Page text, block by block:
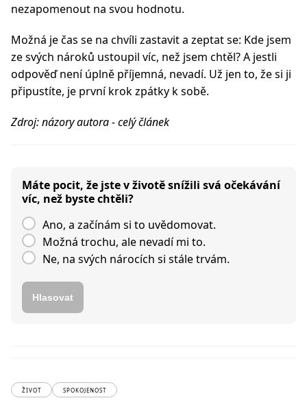
nezapomenout na svou hodnotu.
Možná je čas se na chvíli zastavit a zeptat se: Kde jsem
ze svých nároků ustoupil víc, než jsem chtěl? A jestli
odpověď není úplně příjemná, nevadí. Už jen to, že si ji
připustíte, je první krok zpátky k sobě.
Zdroj: názory autora - celý článek
Máte pocit, že jste v životě snížili svá očekávání
víc, než byste chtěli?
Ano, a začínám si to uvědomovat.
Možná trochu, ale nevadí mi to.
Ne, na svých nárocích si stále trvám.
Hlasovat
ŽIVOT SPOKOJENOST